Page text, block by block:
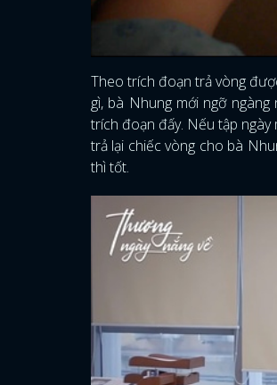
Theo trích đoạn trả vòng
gì, bà Nhung mới ngỡ
trích đoạn đấy. Nếu tập
trả lại chiếc vòng cho bà
thì tốt.